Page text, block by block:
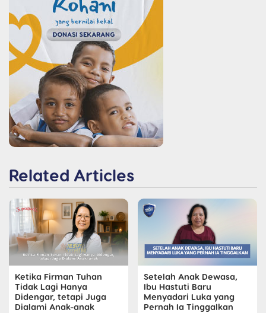
Related Articles
Ketika Firman Tuhan
Tidak Lagi Hanya
Didengar, tetapi Juga
Dialami Anak-anak
Setelah Anak Dewasa,
Ibu Hastuti Baru
Menyadari Luka yang
Pernah Ia Tinggalkan